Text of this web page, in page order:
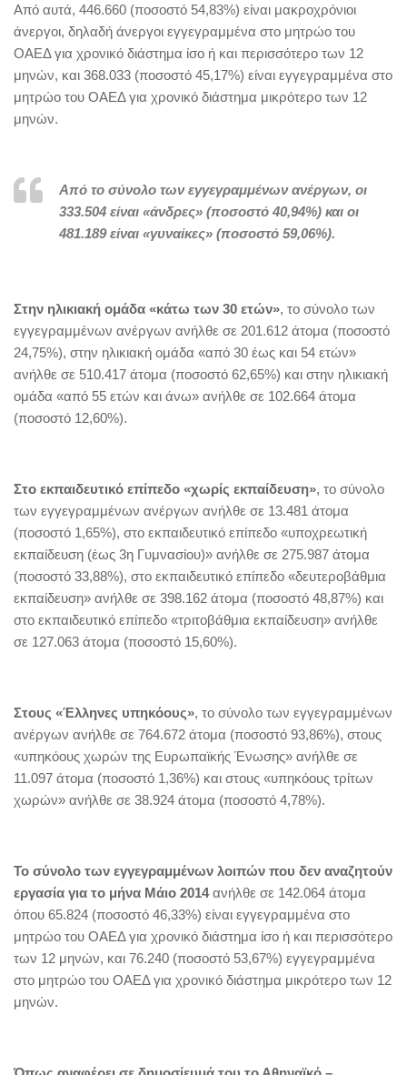
Από αυτά, 446.660 (ποσοστό 54,83%) είναι μακροχρόνιοι
άνεργοι, δηλαδή άνεργοι εγγεγραμμένα στο μητρώο του
ΟΑΕΔ για χρονικό διάστημα ίσο ή και περισσότερο των 12
μηνών, και 368.033 (ποσοστό 45,17%) είναι εγγεγραμμένα στο
μητρώο του ΟΑΕΔ για χρονικό διάστημα μικρότερο των 12
μηνών.
Από το σύνολο των εγγεγραμμένων ανέργων, οι
333.504 είναι «άνδρες» (ποσοστό 40,94%) και οι
481.189 είναι «γυναίκες» (ποσοστό 59,06%).
Στην ηλικιακή ομάδα «κάτω των 30 ετών», το σύνολο των
εγγεγραμμένων ανέργων ανήλθε σε 201.612 άτομα (ποσοστό
24,75%), στην ηλικιακή ομάδα «από 30 έως και 54 ετών»
ανήλθε σε 510.417 άτομα (ποσοστό 62,65%) και στην ηλικιακή
ομάδα «από 55 ετών και άνω» ανήλθε σε 102.664 άτομα
(ποσοστό 12,60%).
Στο εκπαιδευτικό επίπεδο «χωρίς εκπαίδευση», το σύνολο
των εγγεγραμμένων ανέργων ανήλθε σε 13.481 άτομα
(ποσοστό 1,65%), στο εκπαιδευτικό επίπεδο «υποχρεωτική
εκπαίδευση (έως 3η Γυμνασίου)» ανήλθε σε 275.987 άτομα
(ποσοστό 33,88%), στο εκπαιδευτικό επίπεδο «δευτεροβάθμια
εκπαίδευση» ανήλθε σε 398.162 άτομα (ποσοστό 48,87%) και
στο εκπαιδευτικό επίπεδο «τριτοβάθμια εκπαίδευση» ανήλθε
σε 127.063 άτομα (ποσοστό 15,60%).
Στους «Έλληνες υπηκόους», το σύνολο των εγγεγραμμένων
ανέργων ανήλθε σε 764.672 άτομα (ποσοστό 93,86%), στους
«υπηκόους χωρών της Ευρωπαϊκής Ένωσης» ανήλθε σε
11.097 άτομα (ποσοστό 1,36%) και στους «υπηκόους τρίτων
χωρών» ανήλθε σε 38.924 άτομα (ποσοστό 4,78%).
Το σύνολο των εγγεγραμμένων λοιπών που δεν αναζητούν
εργασία για το μήνα Μάιο 2014ανήλθε σε 142.064 άτομα
όπου 65.824 (ποσοστό 46,33%) είναι εγγεγραμμένα στο
μητρώο του ΟΑΕΔ για χρονικό διάστημα ίσο ή και περισσότερο
των 12 μηνών, και 76.240 (ποσοστό 53,67%) εγγεγραμμένα
στο μητρώο του ΟΑΕΔ για χρονικό διάστημα μικρότερο των 12
μηνών.